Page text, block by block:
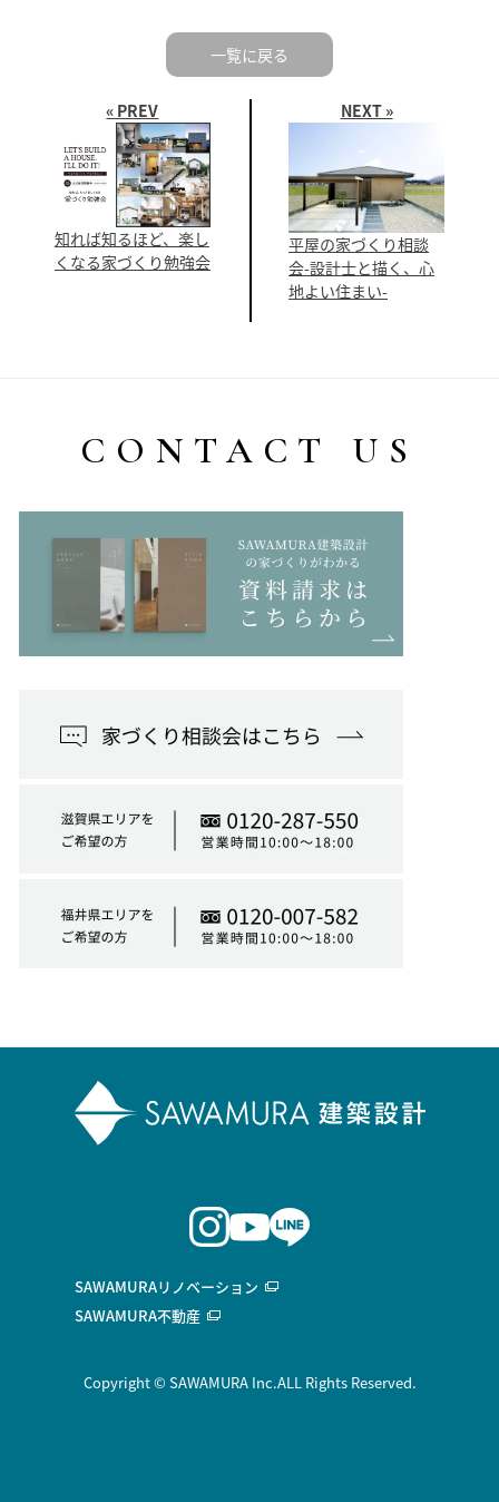
« PREV
知れば知るほど、楽し
くなる家づくり勉強会
一覧に戻る
NEXT »
平屋の家づくり相談
会-設計士と描く、心
地よい住まい-
CONTACT US
SAWAMURAリノベーション
SAWAMURA不動産
Copyright © SAWAMURA Inc.ALL Rights Reserved.